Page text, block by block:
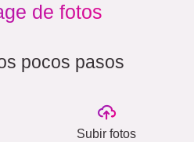
de fotos
pocos pasos
Subir fotos